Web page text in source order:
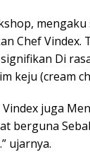
Chef Vindex.
Di
keju (cream
juga
berguna
ujarnya.